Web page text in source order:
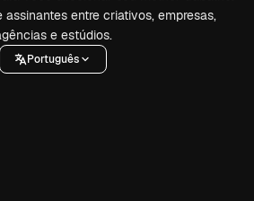
assinantes entre criativos, empresas,
e estúdios.
Português